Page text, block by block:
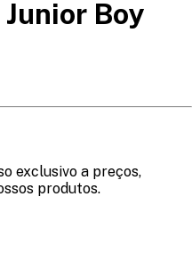
Boy
exclusivo a preços,
produtos.